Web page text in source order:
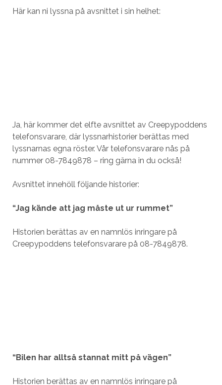
Här kan ni lyssna på avsnittet i sin helhet:
Ja, här kommer det elfte avsnittet av Creepypoddens
telefonsvarare, där lyssnarhistorier berättas med
lyssnarnas egna röster. Vår telefonsvarare nås på
nummer 08-7849878 – ring gärna in du också!
Avsnittet innehöll följande historier:
“Jag kände att jag måste ut ur rummet”
Historien berättas av en namnlös inringare på
Creepypoddens telefonsvarare på 08-7849878.
“Bilen har alltså stannat mitt på vägen”
Historien berättas av en namnlös inringare på